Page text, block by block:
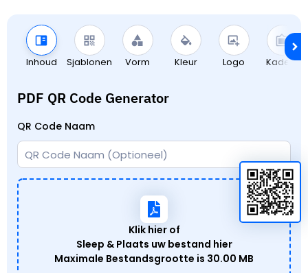
Inhoud Sjablonen Vorm Kleur Logo Kaders
PDF QR Code Generator
QR Code Naam
Klik hier of
Sleep & Plaats uw bestand hier
Maximale Bestandsgrootte is 30.00 MB